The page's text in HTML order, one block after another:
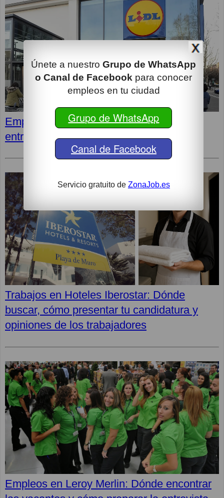
Únete a nuestro Grupo de WhatsApp
o Canal de Facebook para conocer
empleos en tu ciudad
Grupo de WhatsApp
Canal de Facebook
Servicio gratuito de ZonaJob.es
Empleos en LIDL: Cómo superar la
entrevista y opiniones de los empleados
Trabajos en Hoteles Iberostar: Dónde
buscar, cómo presentar tu candidatura y
opiniones de los trabajadores
Empleos en Leroy Merlin: Dónde encontrar